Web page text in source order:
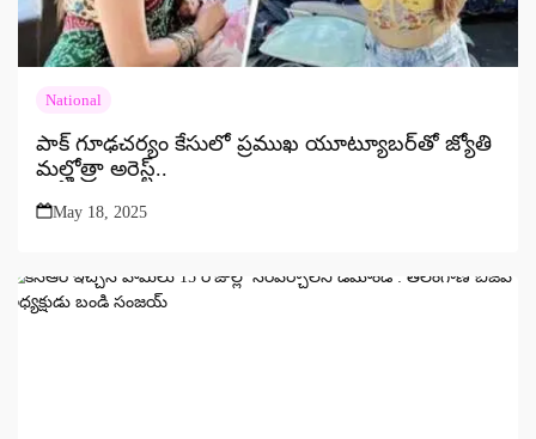
National
పాక్ గూఢచర్యం కేసులో ప్రముఖ యూట్యూబర్‌తో జ్యోతి
మల్హోత్రా అరెస్ట్..
May 18, 2025